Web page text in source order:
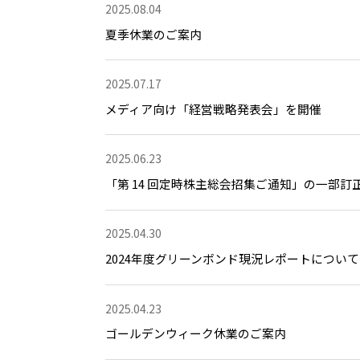
2025.08.04
夏季休業のご案内
2025.07.17
メディア向け「経営戦略発表会」を開催
2025.06.23
「第 14 回定時株主総会招集ご通知」の一部訂
2025.04.30
2024年度グリーンボンド現況レポートについて
2025.04.23
ゴールデンウィーク休業のご案内